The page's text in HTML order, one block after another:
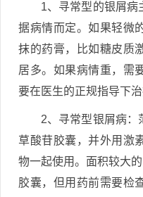
1、寻常型的银屑病
据病情而定。如果轻微
抹的药膏，比如糖皮质
居多。如果病情重，需
要在医生的正规指导下治
2、寻常型银屑病：
草酸苷胶囊，并外用激
物一起使用。面积较大
胶囊，但用药前需要检